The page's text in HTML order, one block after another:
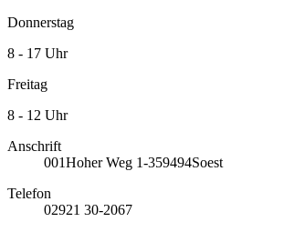
Donnerstag
8 - 17 Uhr
Freitag
8 - 12 Uhr
Anschrift
001Hoher Weg 1-359494Soest
Telefon
02921 30-2067